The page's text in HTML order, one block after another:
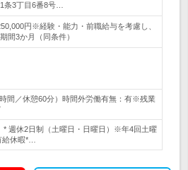
条3丁目6番8号…
円※経験・能力・前職給与を考慮し、
間3か月（同条件）
間／休憩60分）時間外労働有無：有※残業
* 週休2日制（土曜日・日曜日）※年4回土曜
給休暇*…